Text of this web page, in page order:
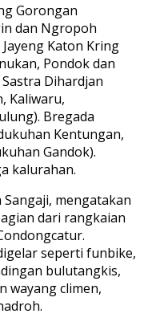
Gorongan
dan Ngropoh
Katon Kring
Pondok dan
Dihardjan
Kaliwaru,
Bregada
Kentungan,
Gandok).
kalurahan.
mengatakan
dari rangkaian
seperti funbike,
bulutangkis,
wayang climen,